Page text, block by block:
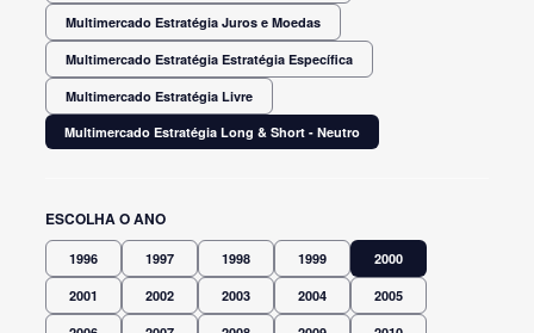
Multimercado Estratégia Juros e Moedas
Multimercado Estratégia Estratégia Específica
Multimercado Estratégia Livre
Multimercado Estratégia Long & Short - Neutro
ESCOLHA O ANO
1996 1997 1998 1999 2000
2001 2002 2003 2004 2005